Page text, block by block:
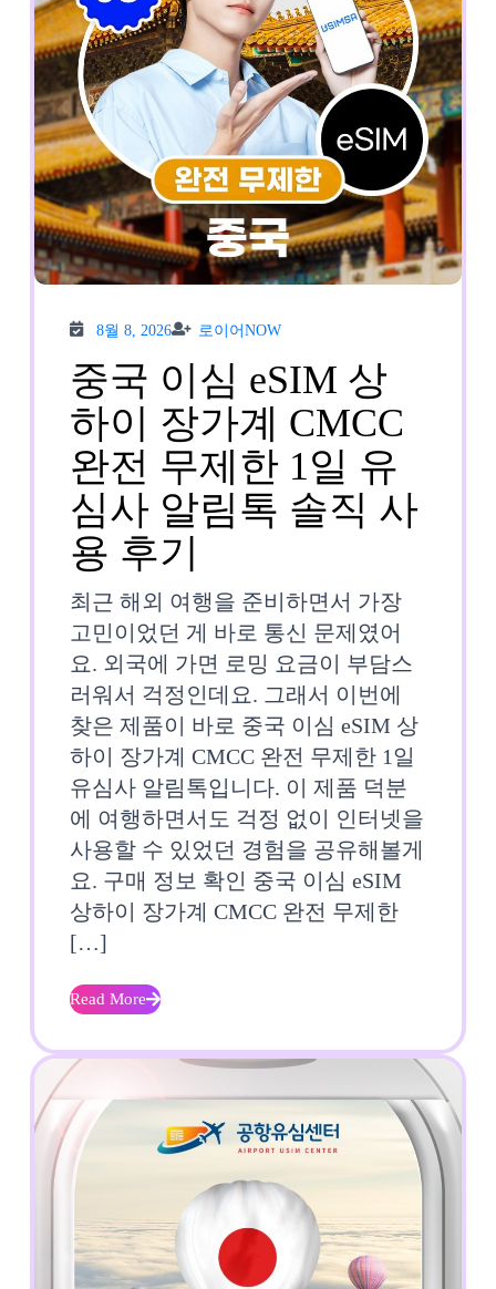
정
이
차
이
나
모
바
일
5G
사
용
후
기
8월 8, 2026
8,
2026
로이어NOW
어
NOW
중국 이심 eSIM 상
하이 장가계 CMCC
완전 무제한 1일 유
심사 알림톡 솔직 사
용 후기
국
이
심
eSIM
상
하
이
장
완
전
무
제
한
최근 해외 여행을 준비하면서 가장
고민이었던 게 바로 통신 문제였어
요. 외국에 가면 로밍 요금이 부담스
러워서 걱정인데요. 그래서 이번에
찾은 제품이 바로 중국 이심 eSIM 상
하이 장가계 CMCC 완전 무제한 1일
유심사 알림톡입니다. 이 제품 덕분
에 여행하면서도 걱정 없이 인터넷을
사용할 수 있었던 경험을 공유해볼게
요. 구매 정보 확인 중국 이심 eSIM
상하이 장가계 CMCC 완전 무제한
[…]
Read More
Read